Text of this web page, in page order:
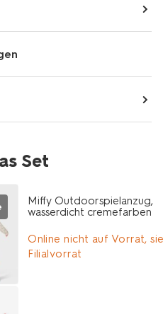
Set
Miffy Outdoorspielanzug,
wasserdicht cremefarben
Online nicht auf Vorrat,
Filialvorrat